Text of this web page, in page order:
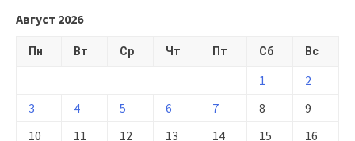
Август 2026
Пн Вт Ср Чт Пт Сб Вс
1
2
3
4 5 6 7 8
9
10
11 12 13 14 15
16